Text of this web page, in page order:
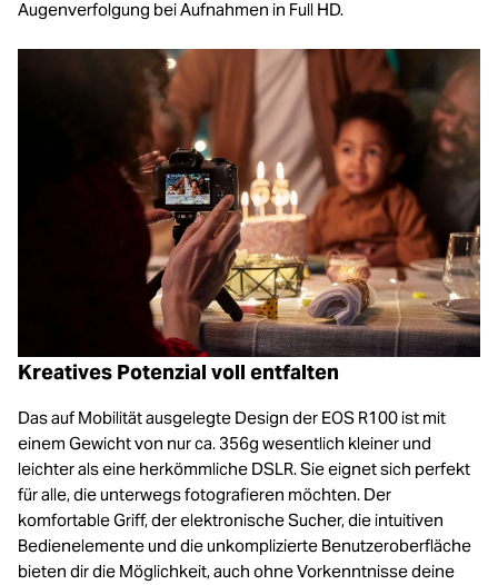
Augenverfolgung bei Aufnahmen in Full HD.
Kreatives Potenzial voll entfalten
Das auf Mobilität ausgelegte Design der EOS R100 ist mit
einem Gewicht von nur ca. 356g wesentlich kleiner und
leichter als eine herkömmliche DSLR. Sie eignet sich perfekt
für alle, die unterwegs fotografieren möchten. Der
komfortable Griff, der elektronische Sucher, die intuitiven
Bedienelemente und die unkomplizierte Benutzeroberfläche
bieten dir die Möglichkeit, auch ohne Vorkenntnisse deine